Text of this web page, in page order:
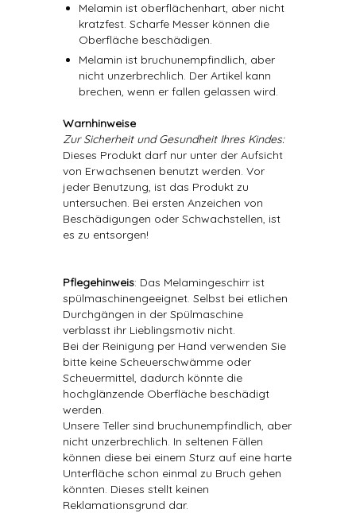
Melamin ist oberflächenhart, aber nicht
kratzfest. Scharfe Messer können die
Oberfläche beschädigen.
Melamin ist bruchunempfindlich, aber
nicht unzerbrechlich. Der Artikel kann
brechen, wenn er fallen gelassen wird.
Warnhinweise
Zur Sicherheit und Gesundheit Ihres Kindes:
Dieses Produkt darf nur unter der Aufsicht
von Erwachsenen benutzt werden. Vor
jeder Benutzung, ist das Produkt zu
untersuchen. Bei ersten Anzeichen von
Beschädigungen oder Schwachstellen, ist
es zu entsorgen!
Pflegehinweis: Das Melamingeschirr ist
spülmaschinengeeignet. Selbst bei etlichen
Durchgängen in der Spülmaschine
verblasst ihr Lieblingsmotiv nicht.
Bei der Reinigung per Hand verwenden Sie
bitte keine Scheuerschwämme oder
Scheuermittel, dadurch könnte die
hochglänzende Oberfläche beschädigt
werden.
Unsere Teller sind bruchunempfindlich, aber
nicht unzerbrechlich. In seltenen Fällen
können diese bei einem Sturz auf eine harte
Unterfläche schon einmal zu Bruch gehen
könnten. Dieses stellt keinen
Reklamationsgrund dar.